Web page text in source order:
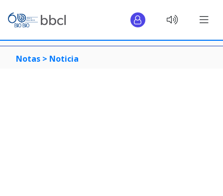
Notas > Noticia